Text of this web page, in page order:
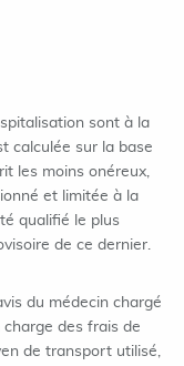
sont à la
calculée sur la base
les moins onéreux,
et limitée à la
qualifié le plus
de ce dernier.
du médecin chargé
des frais de
de transport utilisé,